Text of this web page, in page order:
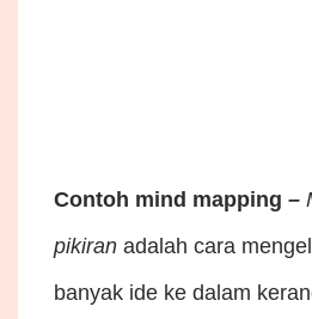
Contoh mind mapping –
pikiran adalah cara
banyak ide ke dalam